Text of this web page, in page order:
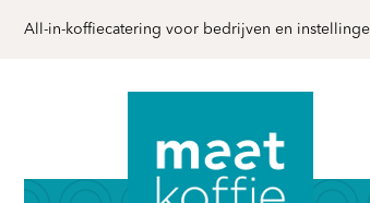
All-in-koffiecatering voor bedrijven en